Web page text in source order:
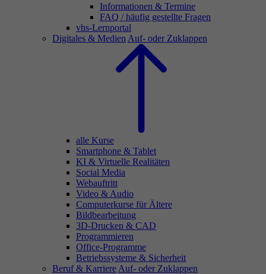
Informationen & Termine
FAQ / häufig gestellte Fragen
vhs-Lernportal
Digitales & Medien Auf- oder Zuklappen
alle Kurse
Smartphone & Tablet
KI & Virtuelle Realitäten
Social Media
Webauftritt
Video & Audio
Computerkurse für Ältere
Bildbearbeitung
3D-Drucken & CAD
Programmieren
Office-Programme
Betriebssysteme & Sicherheit
Beruf & Karriere Auf- oder Zuklappen